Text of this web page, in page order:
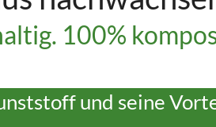
100%
und seine